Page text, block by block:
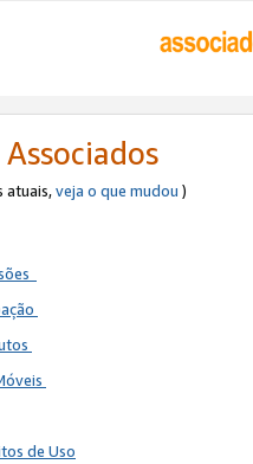
atuais,veja o que mudou )
de Uso